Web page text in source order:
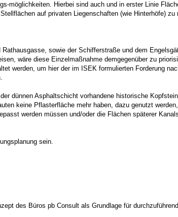
möglichkeiten. Hierbei sind auch und in erster Linie
auf privaten Liegenschaften (wie Hinterhöfe)
sowie der Schifferstraße und dem
wäre diese Einzelmaßnahme demgegenüber zu
werden, um hier der im ISEK formulierten Forderung
dünnen Asphaltschicht vorhandene historische
keine Pflasterfläche mehr haben, dazu genutzt
werden müssen und/oder die Flächen späterer
sein.
des Büros pb Consult als Grundlage für